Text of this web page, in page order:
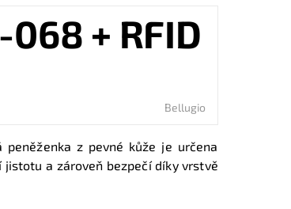
068 + RFID
Bellugio
z pevné kůže je určena
a zároveň bezpečí díky vrstvě